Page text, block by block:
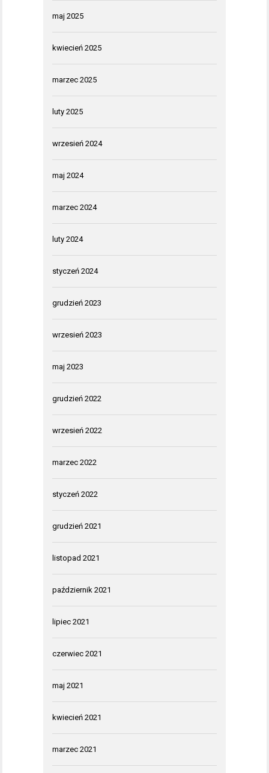
maj 2025
kwiecień 2025
marzec 2025
luty 2025
wrzesień 2024
maj 2024
marzec 2024
luty 2024
styczeń 2024
grudzień 2023
wrzesień 2023
maj 2023
grudzień 2022
wrzesień 2022
marzec 2022
styczeń 2022
grudzień 2021
listopad 2021
październik 2021
lipiec 2021
czerwiec 2021
maj 2021
kwiecień 2021
marzec 2021